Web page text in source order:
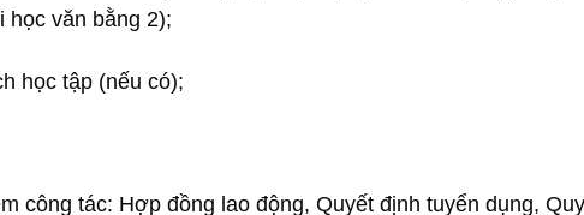
văn bằng 2);
học tập (nếu có);
công tác: Hợp đồng lao động, Quyết định tuyển dụng,